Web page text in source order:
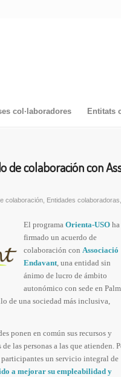
col·laboradores Entitats
de colaboración con
colaboración Entidades colaboradoras
El programa Orienta-USO ha
firmado un acuerdo de
colaboración con Associació
Endavant, una entidad sin
ánimo de lucro de ámbito
autonómico con sede en
de una sociedad más inclusiva,
ponen en común sus recursos y
las personas a las que atienden.
participantes un servicio integral de
a mejorar su empleabilidad y